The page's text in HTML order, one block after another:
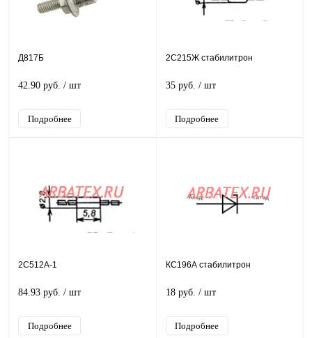
Д817Б
42.90 руб. / шт
Подробнее
2С215Ж стабилитрон
35 руб. / шт
Подробнее
2С512А-1
84.93 руб. / шт
Подробнее
КС196А стабилитрон
18 руб. / шт
Подробнее